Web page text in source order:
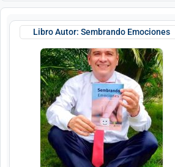
Libro Autor: Sembrando Emociones